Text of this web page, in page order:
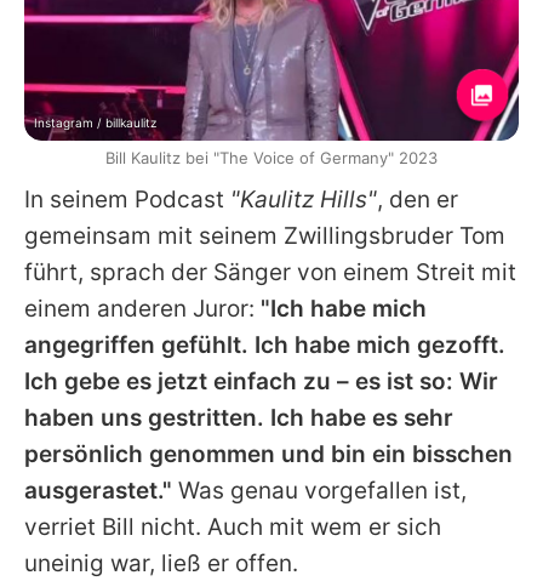
In seinem Podcast "Kaulitz Hills", den er
gemeinsam mit seinem Zwillingsbruder Tom
führt, sprach der Sänger von einem Streit mit
einem anderen Juror: "Ich habe mich
angegriffen gefühlt. Ich habe mich gezofft.
Ich gebe es jetzt einfach zu – es ist so: Wir
haben uns gestritten. Ich habe es sehr
persönlich genommen und bin ein bisschen
ausgerastet." Was genau vorgefallen ist,
verriet Bill nicht. Auch mit wem er sich
uneinig war, ließ er offen.
Instagram / billkaulitz
Bill Kaulitz bei "The Voice of Germany" 2023